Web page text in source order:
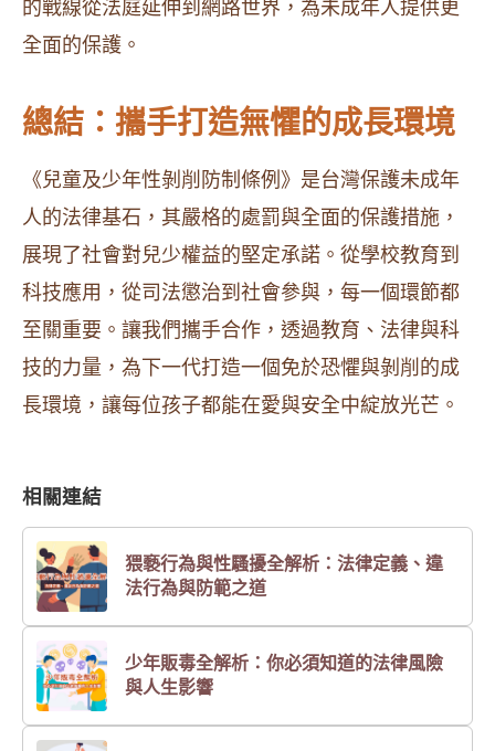
的戰線從法庭延伸到網路世界，為未成年人提供更
全面的保護。
總結：攜手打造無懼的成長環境
《兒童及少年性剝削防制條例》是台灣保護未成年
人的法律基石，其嚴格的處罰與全面的保護措施，
展現了社會對兒少權益的堅定承諾。從學校教育到
科技應用，從司法懲治到社會參與，每一個環節都
至關重要。讓我們攜手合作，透過教育、法律與科
技的力量，為下一代打造一個免於恐懼與剝削的成
長環境，讓每位孩子都能在愛與安全中綻放光芒。
相關連結
猥褻行為與性騷擾全解析：法律定義、違
法行為與防範之道
少年販毒全解析：你必須知道的法律風險
與人生影響